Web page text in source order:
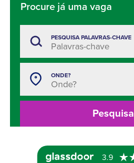
Procure já uma vaga
PESQUISA PALAVRAS-CHAVE
ONDE?
Pesquisa
3.9